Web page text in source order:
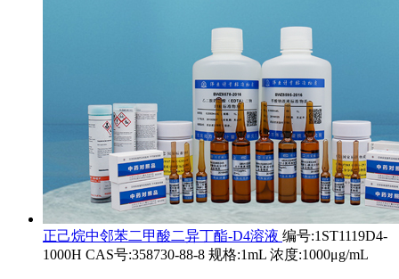
正己烷中邻苯二甲酸二异丁酯-D4溶液 编号:1ST1119D4-
1000H CAS号:358730-88-8 规格:1mL 浓度:1000μg/mL